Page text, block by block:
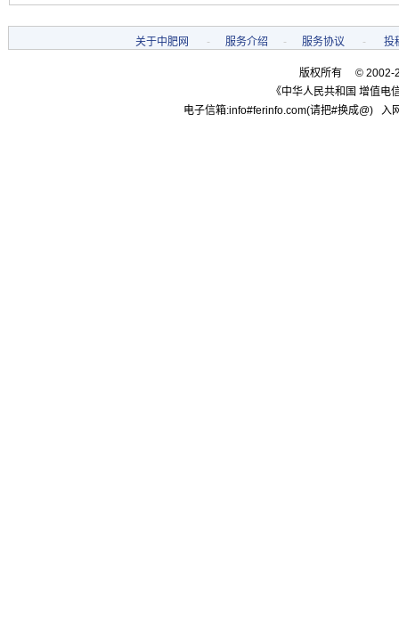
关于中肥网 - 服务介绍 - 服务协议 - 投
版权所有 © 2002-
《中华人民共和国 增值电
电子信箱:info#ferinfo.com(请把#换成@)